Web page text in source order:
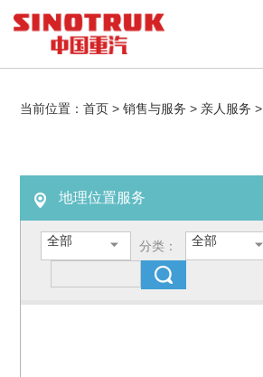
当前位置：首页 >销售与服务 > 亲人服务 >
地理位置服务
分类：